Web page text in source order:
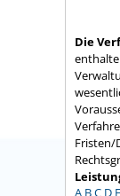
Die
Fristen/
A BC D E